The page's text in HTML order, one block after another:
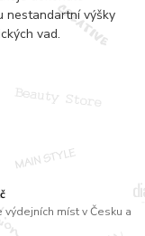
míst v Česku a
nestandartní výšky
vad.